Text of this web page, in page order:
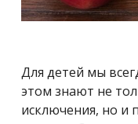
Для детей мы
этом знают не
исключения, но и